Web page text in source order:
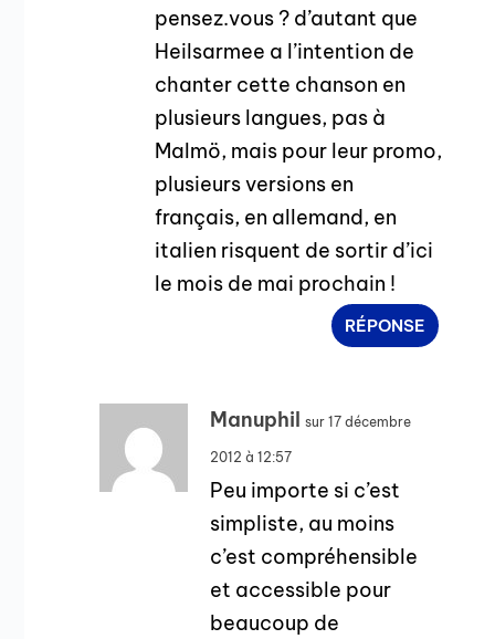
pensez.vous ? d’autant que
Heilsarmee a l’intention de
chanter cette chanson en
plusieurs langues, pas à
Malmö, mais pour leur promo,
plusieurs versions en
français, en allemand, en
italien risquent de sortir d’ici
le mois de mai prochain !
RÉPONSE
Manuphil sur 17 décembre
2012 à 12:57
Peu importe si c’est
simpliste, au moins
c’est compréhensible
et accessible pour
beaucoup de